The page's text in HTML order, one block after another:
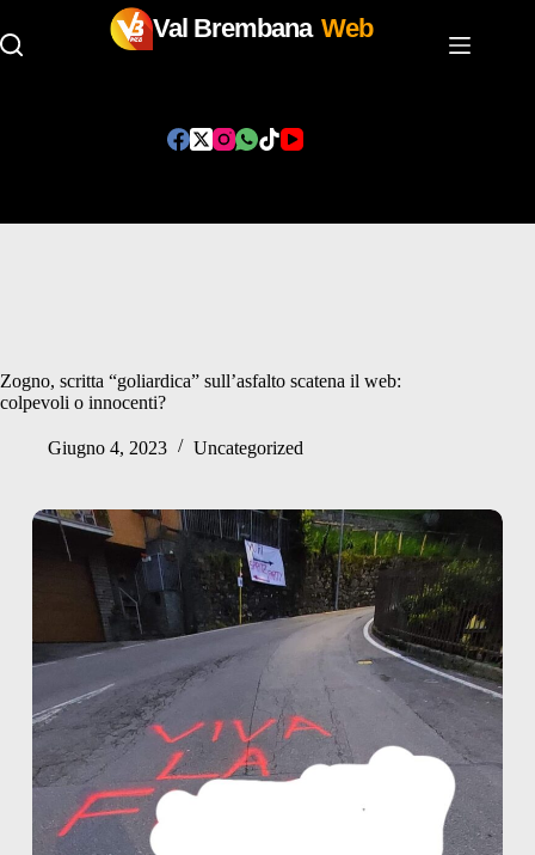
Val Brembana Web
Zogno, scritta “goliardica” sull’asfalto scatena il web:
colpevoli o innocenti?
Giugno 4, 2023 Uncategorized